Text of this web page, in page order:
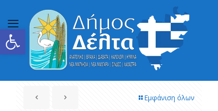
Ανοίξτε τη γραμμή εργαλείων
Εμφάνιση όλων